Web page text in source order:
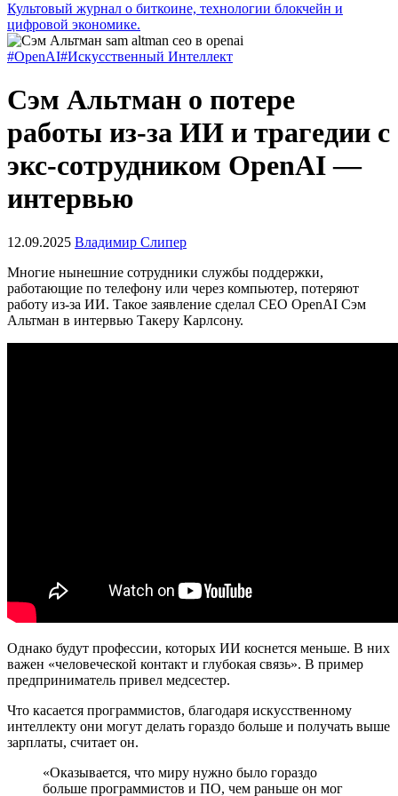
Культовый журнал о биткоине, технологии блокчейн и
цифровой экономике.
#OpenAI#Искусственный Интеллект
Сэм Альтман о потере
работы из-за ИИ и трагедии с
экс-сотрудником OpenAI —
интервью
12.09.2025 Владимир Слипер
Многие нынешние сотрудники службы поддержки,
работающие по телефону или через компьютер, потеряют
работу из-за ИИ. Такое заявление сделал CEO OpenAI Сэм
Альтман в интервью Такеру Карлсону.
Однако будут профессии, которых ИИ коснется меньше. В них
важен «человеческой контакт и глубокая связь». В пример
предприниматель привел медсестер.
Что касается программистов, благодаря искусственному
интеллекту они могут делать гораздо больше и получать выше
зарплаты, считает он.
«Оказывается, что миру нужно было гораздо
больше программистов и ПО, чем раньше он мог